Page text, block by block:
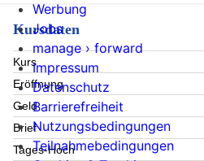
Kursdaten
Kurs
Eröffnung
Geld
Brief
Tages-Hoch
Werbung
Jobs
manage › forward
Impressum
Datenschutz
Barrierefreiheit
Nutzungsbedingungen
Teilnahmebedingungen